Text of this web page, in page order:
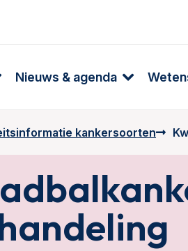
Nieuws & agenda
kankersoorten